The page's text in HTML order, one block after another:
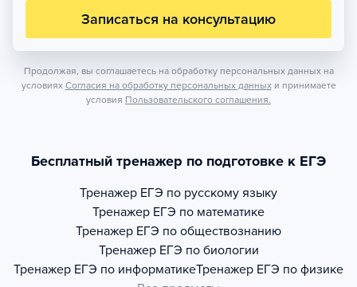
Записаться на консультацию
Продолжая, вы соглашаетесь на обработку персональных данных на
условиях Согласия на обработку персональных данных и принимаете
условия Пользовательского соглашения.
Бесплатный тренажер по подготовке к ЕГЭ
Тренажер ЕГЭ по русскому языку
Тренажер ЕГЭ по математике
Тренажер ЕГЭ по обществознанию
Тренажер ЕГЭ по биологии
Тренажер ЕГЭ по информатикеТренажер ЕГЭ по физике